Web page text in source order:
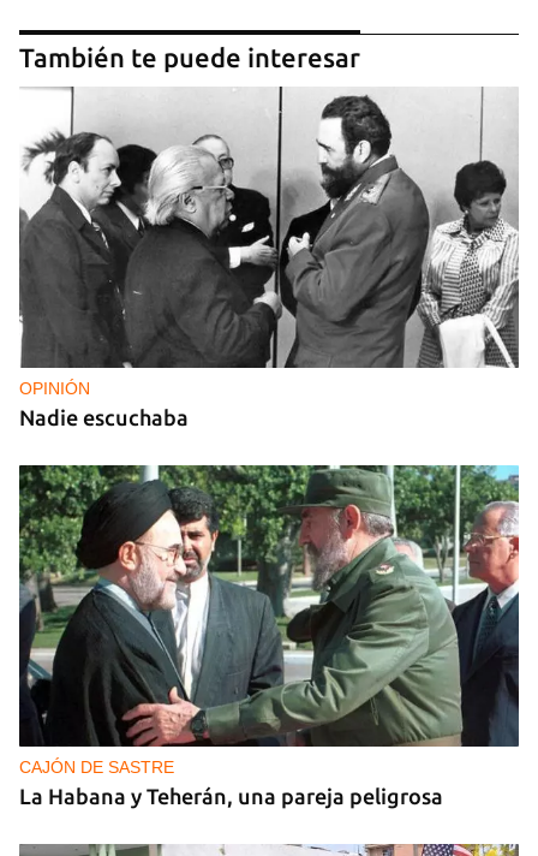
También te puede interesar
OPINIÓN
Nadie escuchaba
CAJÓN DE SASTRE
La Habana y Teherán, una pareja peligrosa